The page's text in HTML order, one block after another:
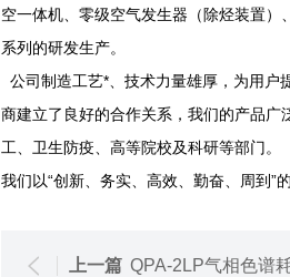
空一体机、零级空气发生器（除烃装置
系列的研发生产。
公司制造工艺*、技术力量雄厚，为用户
商建立了良好的合作关系，我们的产品
工、卫生防疫、高等院校及科研等部门。
我们以“创新、务实、高效、勤奋、周到”
上一篇 QPA-2LP气相色谱